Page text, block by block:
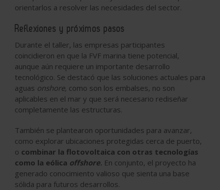
orientarlos a resolver las necesidades del sector.
Reflexiones y próximos pasos
Durante el taller, las empresas participantes
coincidieron en que la FVF marina tiene potencial,
aunque aún requiere un importante desarrollo
tecnológico. Se destacó que las soluciones actuales para
aguas onshore, como son los embalses, no son
aplicables en el mar y que será necesario rediseñar
completamente las estructuras.
También se plantearon oportunidades para avanzar,
como explorar ubicaciones protegidas cerca de puerto,
o combinar la flotovoltaica con otras tecnologías
como la eólica offshore. En conjunto, el proyecto ha
generado conocimiento valioso que sienta una base
sólida para futuros desarrollos.